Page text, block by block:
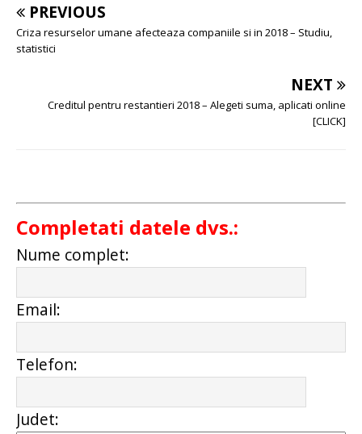
PREVIOUS
Criza resurselor umane afecteaza companiile si in 2018 – Studiu,
statistici
NEXT
Creditul pentru restantieri 2018 – Alegeti suma, aplicati online
[CLICK]
Completati datele dvs.:
Nume complet:
Email:
Telefon:
Judet: